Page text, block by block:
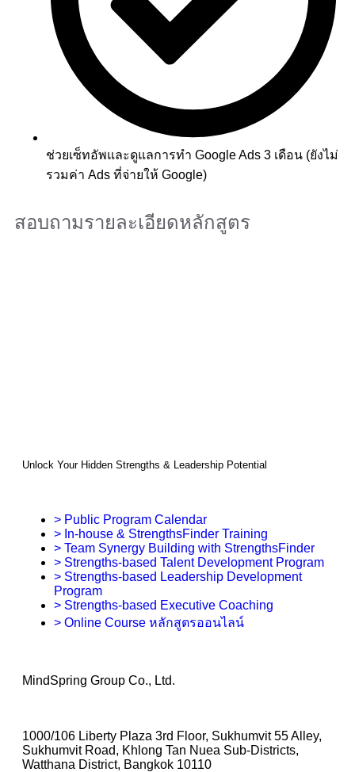
ช่วยเซ็ทอัพและดูแลการทำ Google Ads 3 เดือน (ยังไม่
รวมค่า Ads ที่จ่ายให้ Google)
สอบถามรายละเอียดหลักสูตร
Unlock Your Hidden Strengths & Leadership Potential
> Public Program Calendar
> In-house & StrengthsFinder Training
> Team Synergy Building with StrengthsFinder
> Strengths-based Talent Development Program
> Strengths-based Leadership Development
Program
> Strengths-based Executive Coaching
> Online Course หลักสูตรออนไลน์
MindSpring Group Co., Ltd.
1000/106 Liberty Plaza 3rd Floor, Sukhumvit 55 Alley,
Sukhumvit Road, Khlong Tan Nuea Sub-Districts,
Watthana District, Bangkok 10110